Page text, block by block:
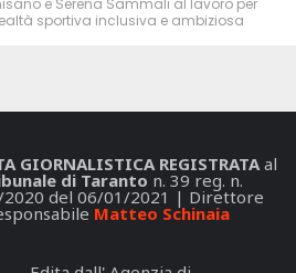
e Serena Sammali al lavoro per
sportiva inclusiva e ambiziosa
GIORNALISTICA REGISTRATAal
di Taranto n. 39 reg. n.
2020 del 06/01/2021 | Direttore
Matteo Schinaia